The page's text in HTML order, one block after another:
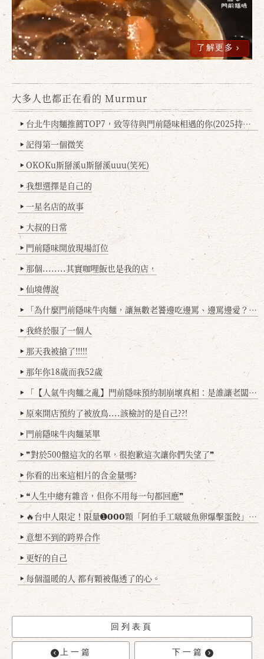
了解更多
大多人也都正在看的 Murmur
▶ 台北牛肉麵推薦TOP7，致等待與門前隱味相遇的你(2025持續更新
▶ 記得第一個微笑
▶ OKOKu斯掰溪u斯掰溪uuu(笑死)
▶ 我想選擇是自己的
▶ 一星名店的故事
▶ 大叔的日常
▶ 門前隱味開放現場訂位
▶ 那個........其實咖哩飯也是我的店，
▶ 仙境傳說
▶ 「為什麼門前隱味牛肉麵，讓無數老饕邊吃邊罵、邊罵邊愛？小辣雞揭密！」
▶ 我終於服了一個人
▶ 那天我被搶了!!!!!
▶ 那年你18歲而我52歲
▶ 「【人氣牛肉麵之亂】門前隱味預約制崩壞真相：是誰讓老闆心灰意冷？」
▶ 原來開店預約了被放鳥....該檢討的是自己??!
▶ 門前隱味牛肉麵菜單
▶ ❞對於500盤這次的名單，很抱歉這次讓你們失望了❞
▶ 你看的出來這相片的含金量嗎?
▶ ❝人生中總有雜音，但你不用每一句都回應❞
▶ 🔥台中人限定！限量➊𝟬𝟬𝟬顆「阿伯手工啵啵魚卵爆擊蛋餃」台北已被搶爆2萬顆，最後名額門前隱味只留給你！🥟💥
▶ 意想不到的跨界合作
▶ 更好的自己
▶ 每個溫暖的人 都有顆被傷透了的心。
回列表頁
上一篇 下一篇